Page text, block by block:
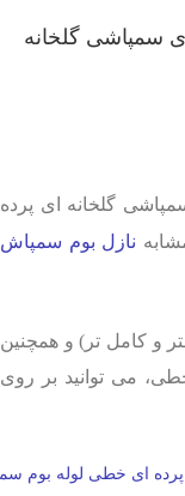
سمپاشی گلخانه
گلخانه ای پرده
نازل بوم سمپاش
و کامل تر) و همچنین
می توانید بر روی